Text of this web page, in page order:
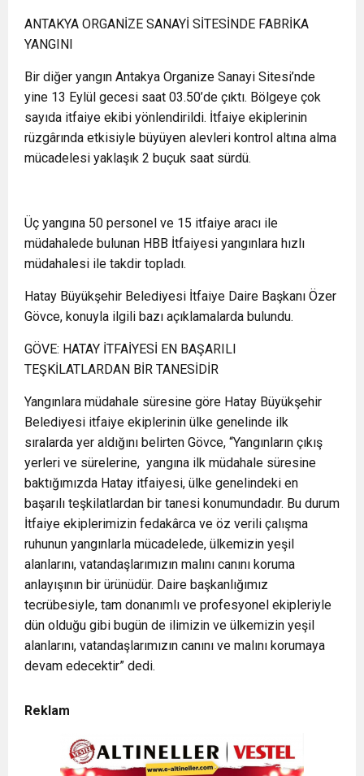
ANTAKYA ORGANİZE SANAYİ SİTESİNDE FABRİKA
YANGINI
Bir diğer yangın Antakya Organize Sanayi Sitesi’nde
yine 13 Eylül gecesi saat 03.50’de çıktı. Bölgeye çok
sayıda itfaiye ekibi yönlendirildi. İtfaiye ekiplerinin
rüzgârında etkisiyle büyüyen alevleri kontrol altına alma
mücadelesi yaklaşık 2 buçuk saat sürdü.
Üç yangına 50 personel ve 15 itfaiye aracı ile
müdahalede bulunan HBB İtfaiyesi yangınlara hızlı
müdahalesi ile takdir topladı.
Hatay Büyükşehir Belediyesi İtfaiye Daire Başkanı Özer
Gövce, konuyla ilgili bazı açıklamalarda bulundu.
GÖVE: HATAY İTFAİYESİ EN BAŞARILI
TEŞKİLATLARDAN BİR TANESİDİR
Yangınlara müdahale süresine göre Hatay Büyükşehir
Belediyesi itfaiye ekiplerinin ülke genelinde ilk
sıralarda yer aldığını belirten Gövce, “Yangınların çıkış
yerleri ve sürelerine, yangına ilk müdahale süresine
baktığımızda Hatay itfaiyesi, ülke genelindeki en
başarılı teşkilatlardan bir tanesi konumundadır. Bu durum
İtfaiye ekiplerimizin fedakârca ve öz verili çalışma
ruhunun yangınlarla mücadelede, ülkemizin yeşil
alanlarını, vatandaşlarımızın malını canını koruma
anlayışının bir ürünüdür. Daire başkanlığımız
tecrübesiyle, tam donanımlı ve profesyonel ekipleriyle
dün olduğu gibi bugün de ilimizin ve ülkemizin yeşil
alanlarını, vatandaşlarımızın canını ve malını korumaya
devam edecektir” dedi.
Reklam